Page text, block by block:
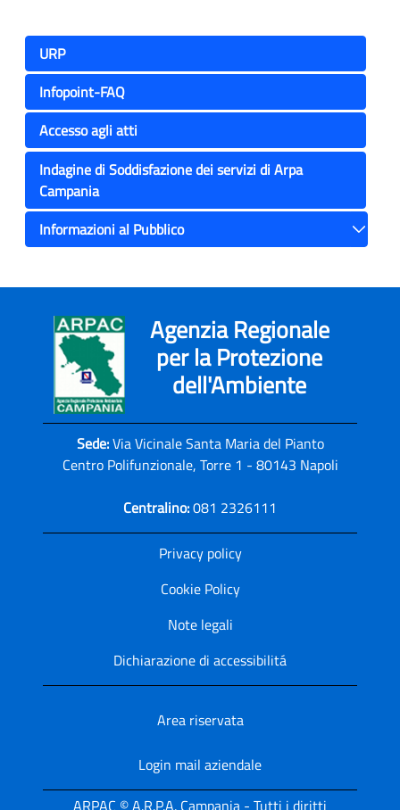
URP
Infopoint-FAQ
Accesso agli atti
Indagine di Soddisfazione dei servizi di Arpa
Campania
Informazioni al Pubblico
Toggle
Agenzia Regionale
per la Protezione
dell'Ambiente
Sede:Via Vicinale Santa Maria del Pianto
Centro Polifunzionale, Torre 1 - 80143 Napoli
Centralino:081 2326111
Privacy policy
Cookie Policy
Note legali
Dichiarazione di accessibilitá
Area riservata
Login mail aziendale
ARPAC © A.R.P.A. Campania - Tutti i diritti